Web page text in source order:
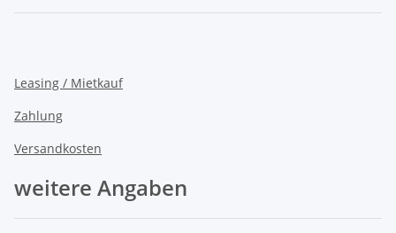
Leasing / Mietkauf
Zahlung
Versandkosten
weitere Angaben